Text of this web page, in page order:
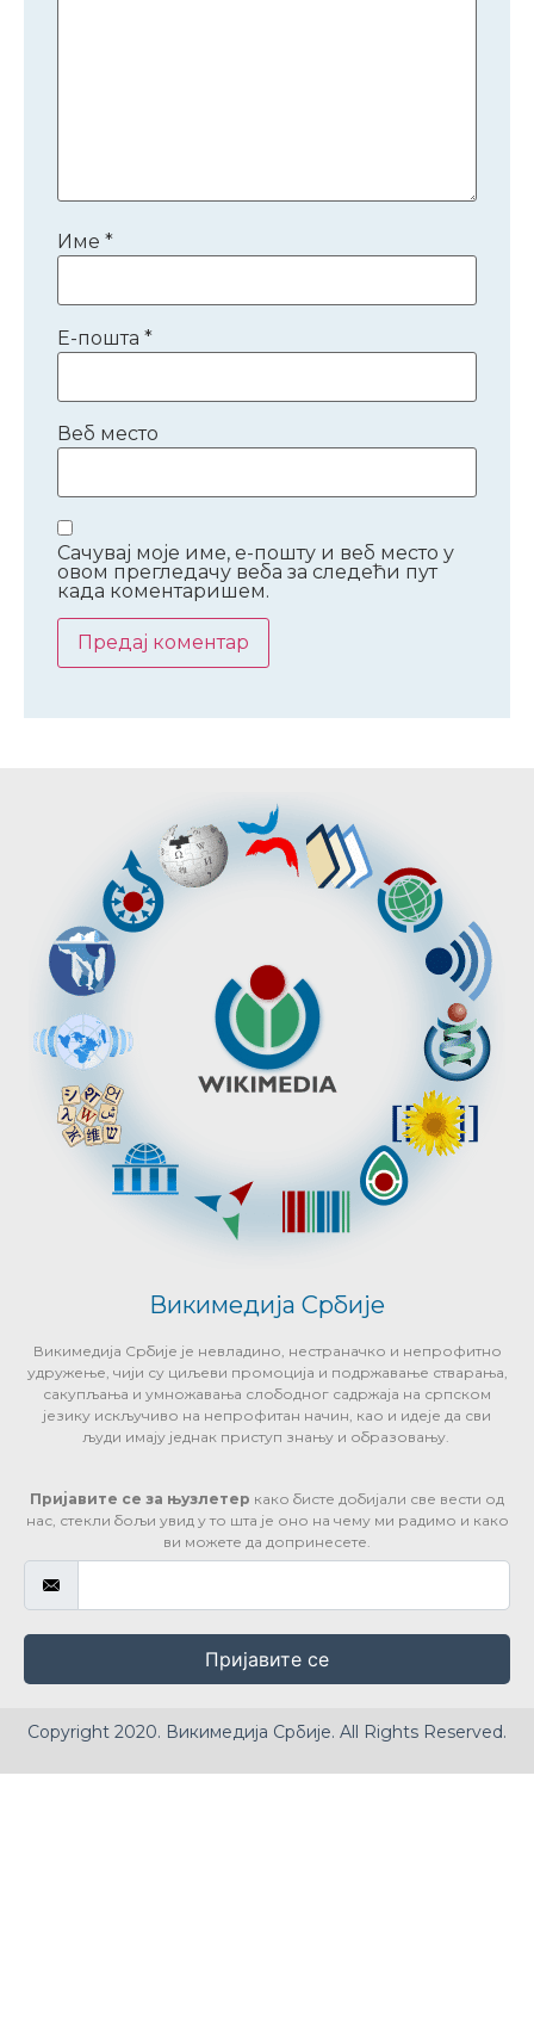
Име *
Е-пошта *
Веб место
Сачувај моје име, е-пошту и веб место у
овом прегледачу веба за следећи пут
када коментаришем.
Викимедија Србије
Викимедија Србије је невладино, нестраначко и непрофитно
удружење, чији су циљеви промоција и подржавање стварања,
сакупљања и умножавања слободног садржаја на српском
језику искључиво на непрофитан начин, као и идеје да сви
људи имају једнак приступ знању и образовању.
Пријавите се за њузлетер како бисте добијали све вести од
нас, стекли бољи увид у то шта је оно на чему ми радимо и како
ви можете да допринесете.
Пријавите се
Copyright 2020. Викимедија Србије. All Rights Reserved.